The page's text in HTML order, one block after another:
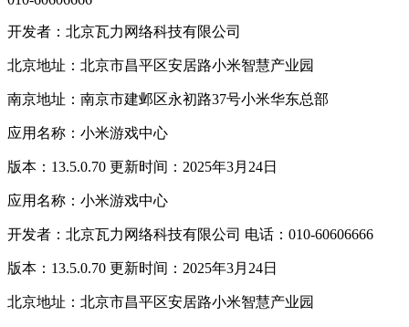
开发者：北京瓦力网络科技有限公司
北京地址：北京市昌平区安居路小米智慧产业园
南京地址：南京市建邺区永初路37号小米华东总部
应用名称：小米游戏中心
版本：13.5.0.70 更新时间：2025年3月24日
应用名称：小米游戏中心
开发者：北京瓦力网络科技有限公司 电话：010-60606666
版本：13.5.0.70 更新时间：2025年3月24日
北京地址：北京市昌平区安居路小米智慧产业园